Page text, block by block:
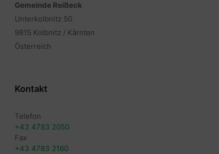
Gemeinde Reißeck
Unterkolbnitz 50
9815 Kolbnitz / Kärnten
Österreich
Kontakt
Telefon
+43 4783 2050
Fax
+43 4783 2160